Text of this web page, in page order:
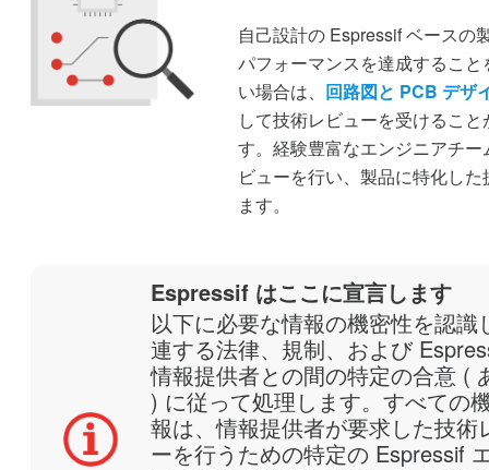
自己設計の Espressif ベースの
パフォーマンスを達成すること
い場合は、
回路図と PCB デザ
して技術レビューを受けること
す。経験豊富なエンジニアチー
ビューを行い、製品に特化した
ます。
Espressif はここに宣言します
以下に必要な情報の機密性を認識
連する法律、規制、および
情報提供者との間の特定の合意 (
) に従って処理します。すべての
報は、情報提供者が要求した技術
ーを行うための特定の Espressif